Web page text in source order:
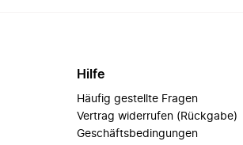
Hilfe
Häufig gestellte Fragen
Vertrag widerrufen (Rückgabe)
Geschäftsbedingungen